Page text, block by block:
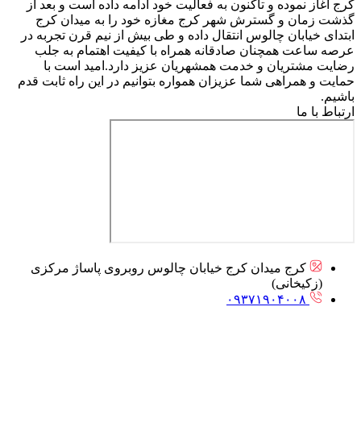
کرج آغاز نموده و تاکنون به فعالیت خود ادامه داده است و بعد از
گذشت زمان و گسترش شهر کرج مغازه خود را به میدان کرج
ابتدای خیابان چالوس انتقال داده و طی بیش از نیم قرن تجربه در
عرصه ساعت همچنان صادقانه همراه با کیفیت اهتمام به جلب
رضایت مشتریان و خدمت همشهریان عزیز دارد.امید است با
حمایت و همراهی شما عزیزان همواره بتوانیم در این راه ثابت قدم
باشیم.
ارتباط با ما
کرج میدان کرج خیابان چالوس روبروی پاساژ مرکزی
(زکیخانی)
۰۹۳۷۱۹۰۴۰۰۸